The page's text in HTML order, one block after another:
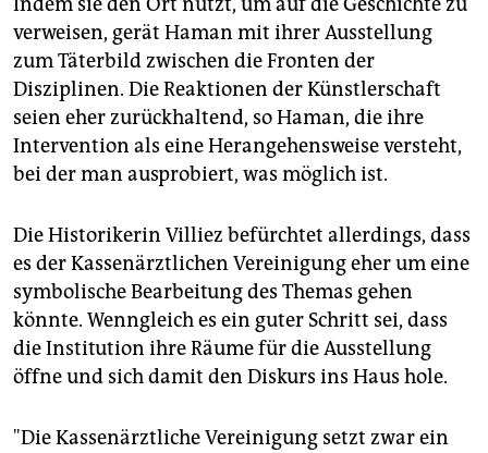
verweisen, gerät Haman mit ihrer Ausstellung
zum Täterbild zwischen die Fronten der
Disziplinen. Die Reaktionen der Künstlerschaft
seien eher zurückhaltend, so Haman, die ihre
Intervention als eine Herangehensweise versteht,
bei der man ausprobiert, was möglich ist.
Die Historikerin Villiez befürchtet allerdings, dass
es der Kassenärztlichen Vereinigung eher um eine
symbolische Bearbeitung des Themas gehen
könnte. Wenngleich es ein guter Schritt sei, dass
die Institution ihre Räume für die Ausstellung
öffne und sich damit den Diskurs ins Haus hole.
"Die Kassenärztliche Vereinigung setzt zwar ein